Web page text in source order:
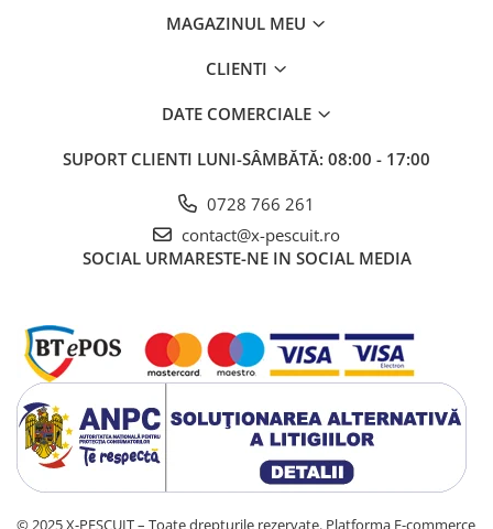
MAGAZINUL MEU
CLIENTI
DATE COMERCIALE
SUPORT CLIENTI LUNI-SÂMBĂTĂ: 08:00 - 17:00
0728 766 261
contact@x-pescuit.ro
SOCIAL URMARESTE-NE IN SOCIAL MEDIA
© 2025 X-PESCUIT – Toate drepturile rezervate. Platforma E-commerce